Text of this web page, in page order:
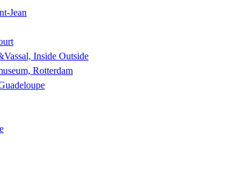
Jean
Inside Outside
Rotterdam